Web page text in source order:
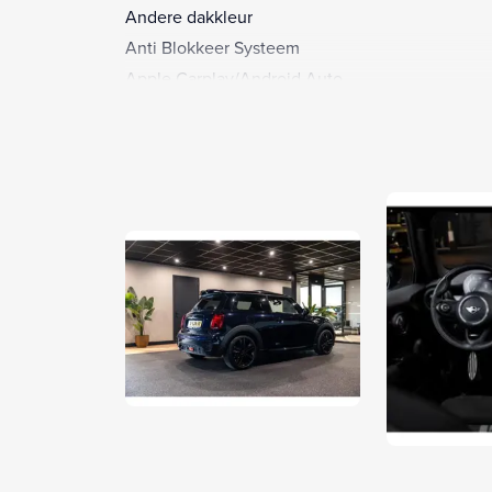
Andere dakkleur
Anti Blokkeer Systeem
Apple Carplay/Android Auto
Bestuurdersstoel in hoogte verstelbaar
Binnenspiegel automatisch dimmend
Bluetooth
Boordcomputer
Buitenspiegels elektrisch inklapbaar
Buitenspiegels elektrisch verstelbaar
Buitenspiegels verwarmbaar